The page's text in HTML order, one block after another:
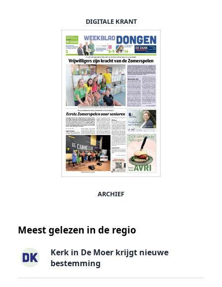
DIGITALE KRANT
ARCHIEF
Meest gelezen in de regio
Kerk in De Moer krijgt nieuwe
bestemming